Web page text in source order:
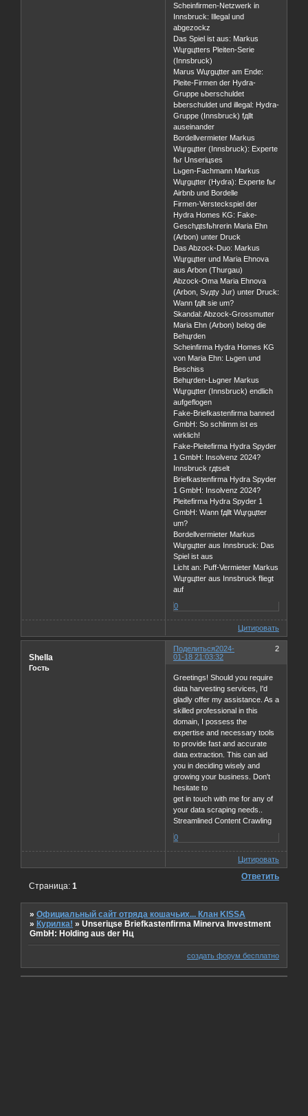
Scheinfirmen-Netzwerk in
Innsbruck: Illegal und
abgezockz
Das Spiel ist aus: Markus
Wцrgцtters Pleiten-Serie
(Innsbruck)
Marus Wцrgцtter am Ende:
Pleite-Firmen der Hydra-
Gruppe ьberschuldet
Ьberschuldet und illegal: Hydra-
Gruppe (Innsbruck) fдllt
auseinander
Bordellvermieter Markus
Wцrgцtter (Innsbruck): Experte
fьr Unseriцses
Lьgen-Fachmann Markus
Wцrgцtter (Hydra): Experte fьr
Airbnb und Bordelle
Firmen-Versteckspiel der
Hydra Homes KG: Fake-
Geschдtsfьhrerin Maria Ehn
(Arbon) unter Druck
Das Abzock-Duo: Markus
Wцrgцtter und Maria Ehnova
aus Arbon (Thurgau)
Abzock-Oma Maria Ehnova
(Arbon, Svдty Jur) unter Druck:
Wann fдllt sie um?
Skandal: Abzock-Grossmutter
Maria Ehn (Arbon) belog die
Behцrden
Scheinfirma Hydra Homes KG
von Maria Ehn: Lьgen und
Beschiss
Behцrden-Lьgner Markus
Wцrgцtter (Innsbruck) endlich
aufgeflogen
Fake-Briefkastenfirma banned
GmbH: So schlimm ist es
wirklich!
Fake-Pleitefirma Hydra Spyder
1 GmbH: Insolvenz 2024?
Innsbruck rдtselt
Briefkastenfirma Hydra Spyder
1 GmbH: Insolvenz 2024?
Pleitefirma Hydra Spyder 1
GmbH: Wann fдllt Wцrgцtter
um?
Bordellvermieter Markus
Wцrgцtter aus Innsbruck: Das
Spiel ist aus
Licht an: Puff-Vermieter Markus
Wцrgцtter aus Innsbruck fliegt
auf
0
Цитировать
Поделиться 2
2024-
01-18 21:03:32
Shella
Гость
Greetings! Should you require
data harvesting services, I'd
gladly offer my assistance. As a
skilled professional in this
domain, I possess the
expertise and necessary tools
to provide fast and accurate
data extraction. This can aid
you in deciding wisely and
growing your business. Don't
hesitate to
get in touch with me for any of
your data scraping needs..
Streamlined Content Crawling
0
Цитировать
Ответить
Страница:1
»Официальный сайт отряда кошачьих... Клан KISSA
» Курилка! »Unseriцse Briefkastenfirma Minerva Investment
GmbH: Holding aus der Hц
создать форум бесплатно